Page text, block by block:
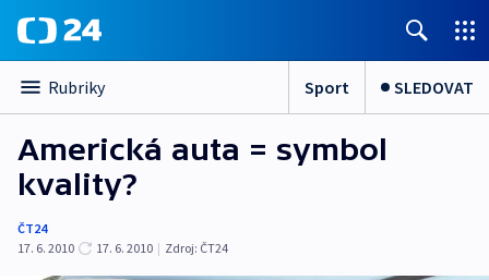
Rubriky Sport SLEDOVAT
Americká auta = symbol
kvality?
ČT24
17. 6. 2010
17. 6. 2010 | Zdroj: ČT24